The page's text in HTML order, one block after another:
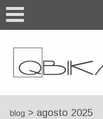
blog > agosto 2025